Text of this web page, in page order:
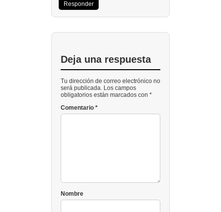
Responder
Deja una respuesta
Tu dirección de correo electrónico no
será publicada. Los campos
obligatorios están marcados con *
Comentario *
Nombre